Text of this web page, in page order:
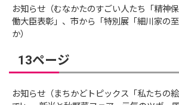
お知らせ（むなかたのすごい人たち「精神
働大臣表彰」、市から「特別展「細川家の
か）
13ページ
お知らせ（まちかどトピックス「私たちの